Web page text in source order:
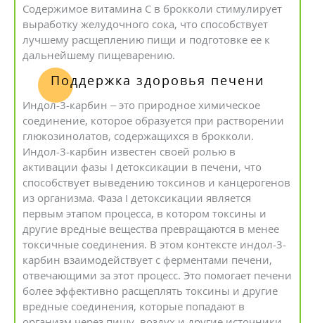
Содержимое витамина С в брокколи стимулирует
выработку желудочного сока, что способствует
лучшему расщеплению пищи и подготовке ее к
дальнейшему пищеварению.
Поддержка здоровья печени
Индол-3-карбин – это природное химическое
соединение, которое образуется при растворении
глюкозинолатов, содержащихся в брокколи.
Индол-3-карбин известен своей ролью в
активации фазы I детоксикации в печени, что
способствует выведению токсинов и канцерогенов
из организма. Фаза I детоксикации является
первым этапом процесса, в котором токсины и
другие вредные вещества превращаются в менее
токсичные соединения. В этом контексте индол-3-
карбин взаимодействует с ферментами печени,
отвечающими за этот процесс. Это помогает печени
более эффективно расщеплять токсины и другие
вредные соединения, которые попадают в